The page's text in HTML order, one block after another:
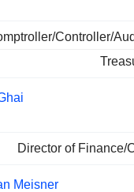
Controller/
Director of Finance/
Meisner